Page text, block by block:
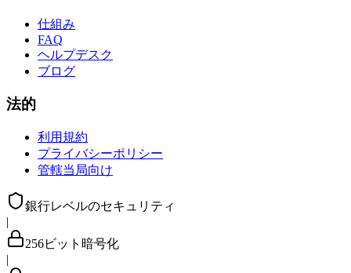
仕組み
FAQ
ヘルプデスク
ブログ
法的
利用規約
プライバシーポリシー
管轄当局向け
銀行レベルのセキュリティ
|
256ビット暗号化
|